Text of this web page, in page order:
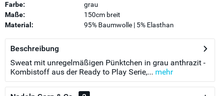
Farbe:
grau
Maße:
150cm breit
Material:
95% Baumwolle | 5% Elasthan
Beschreibung
Sweat mit unregelmäßigen Pünktchen in grau anthrazit -
Kombistoff aus der Ready to Play Serie,... mehr